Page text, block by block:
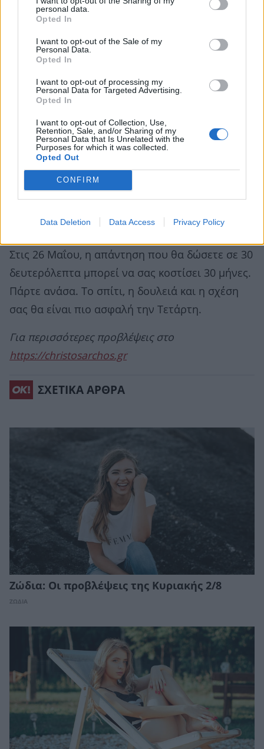
personal data.
Opted In
I want to opt-out of the Sale of my
Personal Data.
Opted In
I want to opt-out of processing my
Personal Data for Targeted Advertising.
Opted In
I want to opt-out of Collection, Use,
Retention, Sale, and/or Sharing of my
Personal Data that Is Unrelated with the
Purposes for which it was collected.
Opted Out
CONFIRM
Data Deletion Data Access Privacy Policy
Ο χρυσός κανόνας της ημέρας
Στις 26 Μαΐου, η απάντηση που θα δώσετε σε 30
δευτερόλεπτα μπορεί να σας κοστίσει 30 μήνες.
Πάρτε ανάσα. Το σπίτι, η δουλειά και η σχέση
σας θα είναι πιο ασφαλή την Τετάρτη.
Για περισσότερες προβλέψεις στο
https://christosarchos.gr
ΣΧΕΤΙΚΑ ΑΡΘΡΑ
Ζώδια: Οι προβλέψεις της Κυριακής 2/8
ΖΩΔΙΑ